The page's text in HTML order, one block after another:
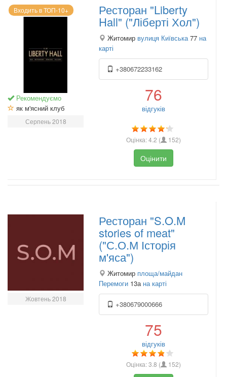
Входить в ТОП-10+
Рекомендуємо
як м'ясний клуб
Серпень 2018
Ресторан "Liberty
Hall" ("Ліберті Хол")
Житомир вулиця Київська 77 на
карті
+380672233162
76
відгуків
Оцінка:4.2 ( 152)
Оцінити
Жовтень 2018
Ресторан "S.O.M
stories of meat"
("С.О.М Історія
м'яса")
Житомир площа/майдан
Перемоги 13а на карті
+380679000666
75
відгуків
Оцінка:3.8 ( 152)